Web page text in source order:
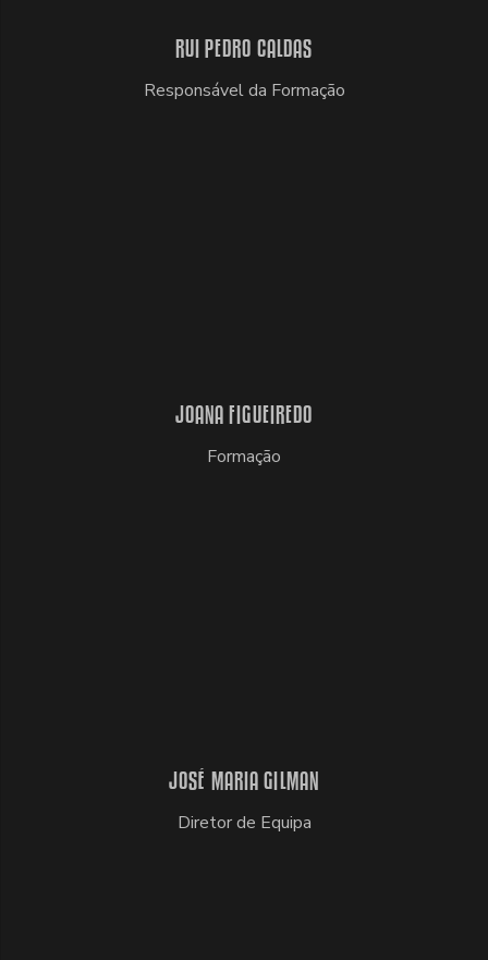
RUI PEDRO CALDAS
Responsável da Formação
JOANA FIGUEIREDO
Formação
JOSÉ MARIA GILMAN
Diretor de Equipa